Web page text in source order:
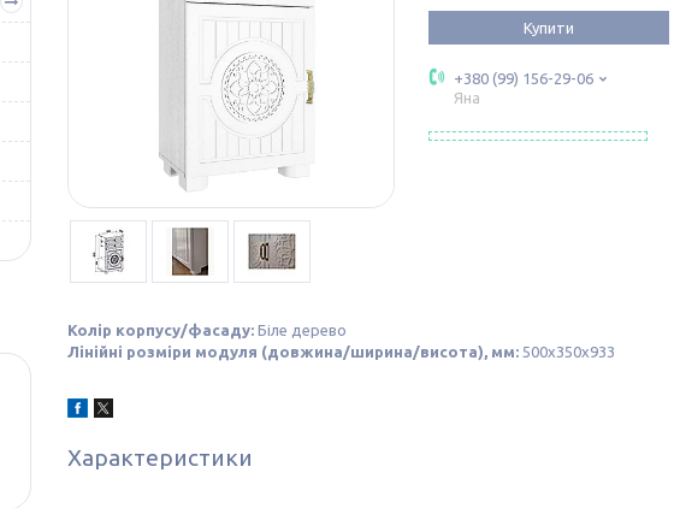
Купити
+380 (99) 156-29-06
Яна
Колір корпусу/фасаду: Біле дерево
Лінійні розміри модуля (довжина/ширина/висота), мм: 500х350х933
Характеристики